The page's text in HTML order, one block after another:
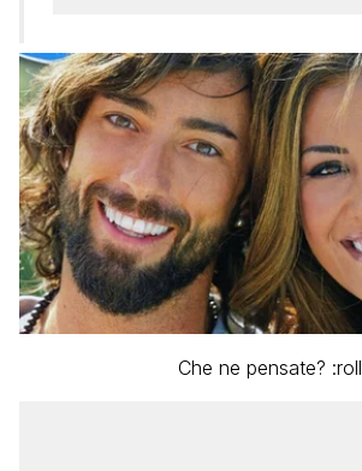
Che ne pensate? :roll